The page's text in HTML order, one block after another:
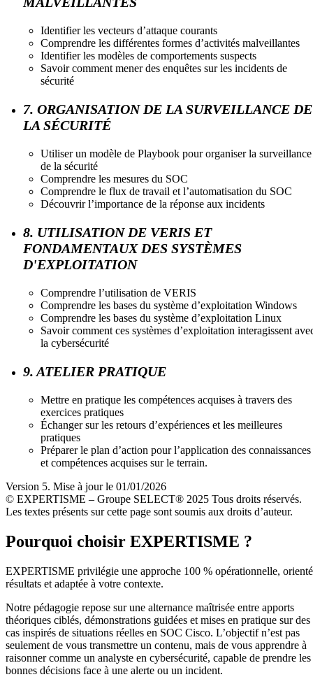
Identifier les vecteurs d’attaque courants
Comprendre les différentes formes d’activités malveillantes
Identifier les modèles de comportements suspects
Savoir comment mener des enquêtes sur les incidents de
sécurité
7. ORGANISATION DE LA SURVEILLANCE DE
LA SÉCURITÉ
Utiliser un modèle de Playbook pour organiser la surveillance
de la sécurité
Comprendre les mesures du SOC
Comprendre le flux de travail et l’automatisation du SOC
Découvrir l’importance de la réponse aux incidents
8. UTILISATION DE VERIS ET
FONDAMENTAUX DES SYSTÈMES
D'EXPLOITATION
Comprendre l’utilisation de VERIS
Comprendre les bases du système d’exploitation Windows
Comprendre les bases du système d’exploitation Linux
Savoir comment ces systèmes d’exploitation interagissent
la cybersécurité
9. ATELIER PRATIQUE
Mettre en pratique les compétences acquises à travers des
exercices pratiques
Échanger sur les retours d’expériences et les meilleures
pratiques
Préparer le plan d’action pour l’application des connaissances
et compétences acquises sur le terrain.
Version 5. Mise à jour le 01/01/2026
© EXPERTISME – Groupe SELECT® 2025 Tous droits réservés.
Les textes présents sur cette page sont soumis aux droits d’auteur.
Pourquoi choisir EXPERTISME ?
EXPERTISME privilégie une approche 100 % opérationnelle,
résultats et adaptée à votre contexte.
Notre pédagogie repose sur une alternance maîtrisée entre apports
théoriques ciblés, démonstrations guidées et mises en pratique sur des
cas inspirés de situations réelles en SOC Cisco. L’objectif n’est pas
seulement de vous transmettre un contenu, mais de vous apprendre à
raisonner comme un analyste en cybersécurité, capable de prendre les
bonnes décisions face à une alerte ou un incident.